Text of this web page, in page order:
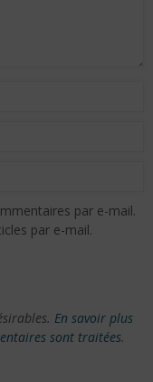
par e-mail.
par e-mail.
En savoir plus
sont traitées.